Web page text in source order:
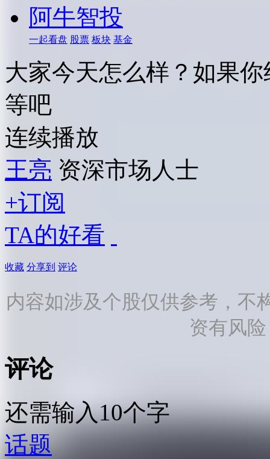
阿牛智投
一起看盘 股票 板块 基金
大家今天怎么样？如果
等吧
连续播放
王亮 资深市场人士
+订阅
TA的好看
收藏 分享到 评论
内容如涉及个股仅供参考，不
资有风
评论
还需输入10个字
话题